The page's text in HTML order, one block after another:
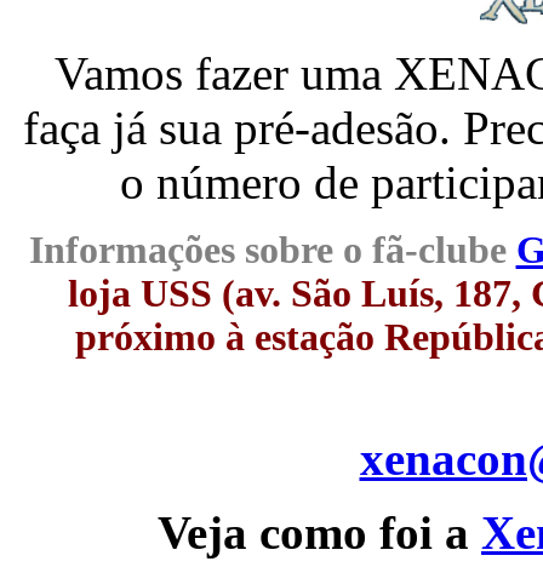
Vamos fazer uma
faça já sua pré-adesão.
o número de
Informações sobre o fã-clube
loja USS (av. São Luís,
próximo à estação
Veja como foi a